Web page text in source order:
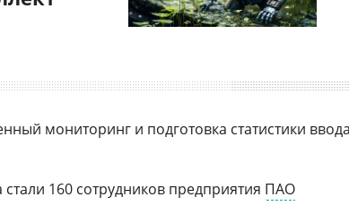
мониторинг и подготовка статистики
160 сотрудников предприятия ПАО